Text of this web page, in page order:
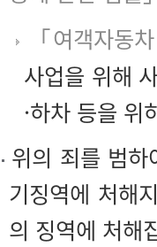
「여객자동
사업을 위해
·하차 등을
위의 죄를 범
기징역에 처해
의 징역에 처해